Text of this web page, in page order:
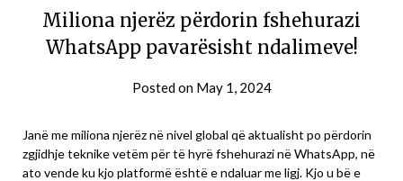
Miliona njerëz përdorin fshehurazi
WhatsApp pavarësisht ndalimeve!
Posted on May 1, 2024
Janë me miliona njerëz në nivel global që aktualisht po përdorin
zgjidhje teknike vetëm për të hyrë fshehurazi në WhatsApp, në
ato vende ku kjo platformë është e ndaluar me ligj. Kjo u bë e